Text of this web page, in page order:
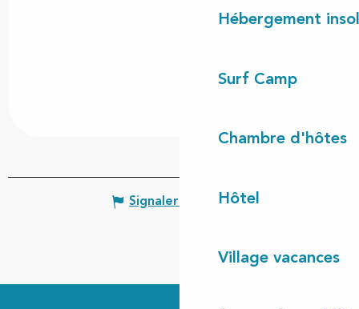
Hébergement
Surf Camp
Chambre d'hôtes
Hôtel
Village vacances
Signaler une erreur